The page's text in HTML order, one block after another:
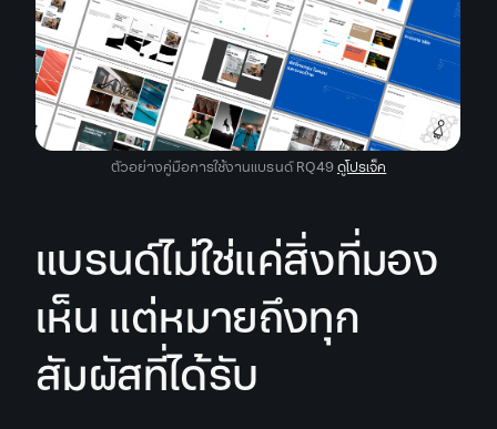
ตัวอย่างคู่มือการใช้งานแบรนด์ RQ49ดูโปรเจ็ค
แบรนด์ไม่ใช่แค่สิ่งที่มอง
เห็น แต่หมายถึงทุก
สัมผัสที่ได้รับ